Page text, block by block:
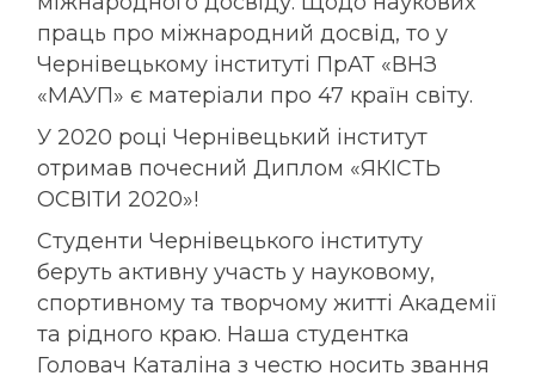
праць про міжнародний досвід, то у
Чернівецькому інституті ПрАТ «ВНЗ
«МАУП» є матеріали про 47 країн світу.
У 2020 році Чернівецький інститут
отримав почесний Диплом «ЯКІСТЬ
ОСВІТИ 2020»!
Студенти Чернівецького інституту
беруть активну участь у науковому,
спортивному та творчому житті Академії
та рідного краю. Наша студентка
Головач Каталіна з честю носить звання